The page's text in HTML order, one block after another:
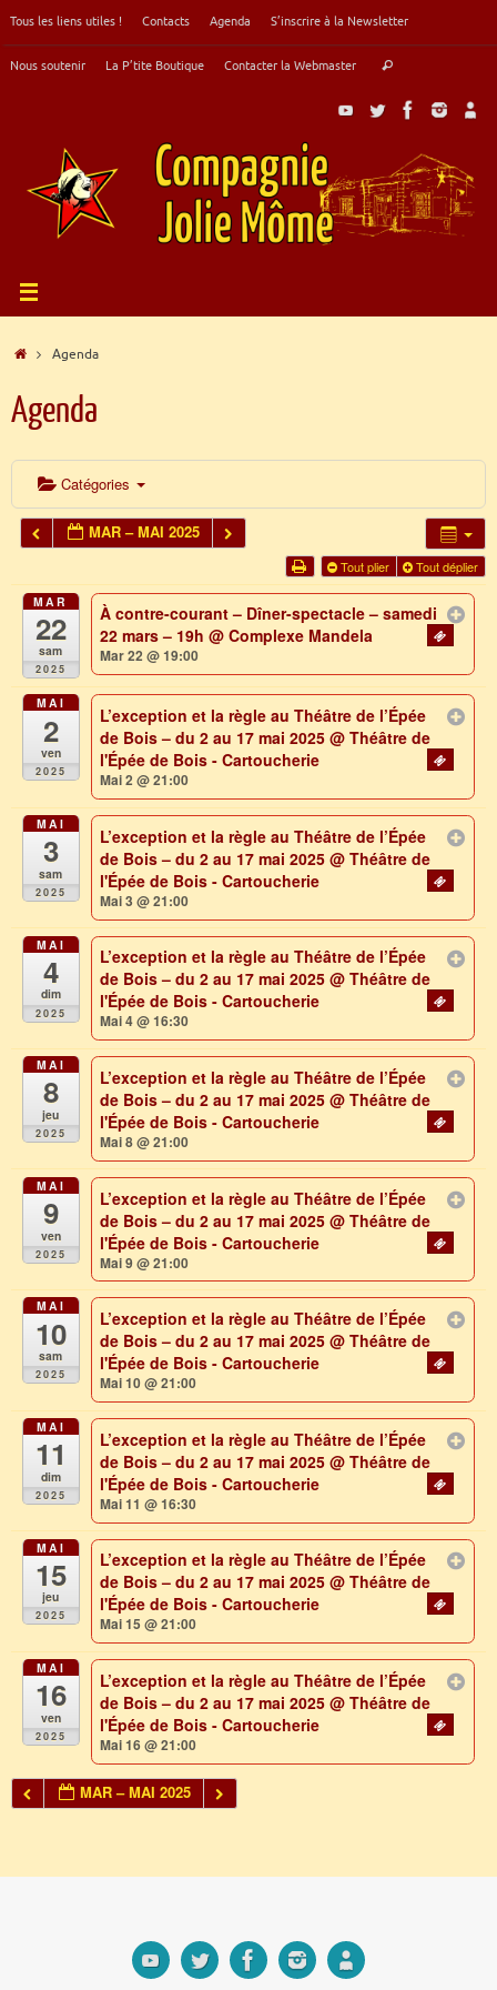
au
Tous les liens utiles ! Contacts Agenda S’inscrire à la Newsletter
Nous soutenir La P’tite Boutique Contacter la Webmaster Rechercher
Accueil
Agenda
Agenda
Catégories
MAR – MAI 2025
Tout plier Tout déplier
MAR
22
sam
2025
À contre-courant – Dîner-spectacle – samedi
22 mars – 19h@ Complexe Mandela
Mar 22 @ 19:00
MAI
2
ven
2025
L’exception et la règle au Théâtre de l’Épée
de Bois – du 2 au 17 mai 2025@ Théâtre de
l'Épée de Bois - Cartoucherie
Mai 2 @ 21:00
MAI
3
sam
2025
L’exception et la règle au Théâtre de l’Épée
de Bois – du 2 au 17 mai 2025@ Théâtre de
l'Épée de Bois - Cartoucherie
Mai 3 @ 21:00
MAI
4
dim
2025
L’exception et la règle au Théâtre de l’Épée
de Bois – du 2 au 17 mai 2025@ Théâtre de
l'Épée de Bois - Cartoucherie
Mai 4 @ 16:30
MAI
8
jeu
2025
L’exception et la règle au Théâtre de l’Épée
de Bois – du 2 au 17 mai 2025@ Théâtre de
l'Épée de Bois - Cartoucherie
Mai 8 @ 21:00
MAI
9
ven
2025
L’exception et la règle au Théâtre de l’Épée
de Bois – du 2 au 17 mai 2025@ Théâtre de
l'Épée de Bois - Cartoucherie
Mai 9 @ 21:00
MAI
10
sam
2025
L’exception et la règle au Théâtre de l’Épée
de Bois – du 2 au 17 mai 2025@ Théâtre de
l'Épée de Bois - Cartoucherie
Mai 10 @ 21:00
MAI
11
dim
2025
L’exception et la règle au Théâtre de l’Épée
de Bois – du 2 au 17 mai 2025@ Théâtre de
l'Épée de Bois - Cartoucherie
Mai 11 @ 16:30
MAI
15
jeu
2025
L’exception et la règle au Théâtre de l’Épée
de Bois – du 2 au 17 mai 2025@ Théâtre de
l'Épée de Bois - Cartoucherie
Mai 15 @ 21:00
MAI
16
ven
2025
L’exception et la règle au Théâtre de l’Épée
de Bois – du 2 au 17 mai 2025@ Théâtre de
l'Épée de Bois - Cartoucherie
Mai 16 @ 21:00
MAR – MAI 2025